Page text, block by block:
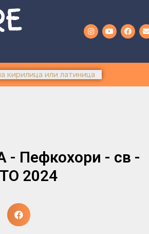
- Пефкохори - св -
2024